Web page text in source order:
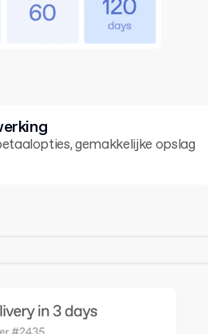
gemakkelijke opslag